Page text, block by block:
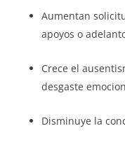
Aumentan
apoyos o
Crece el
desgaste
Disminuye la